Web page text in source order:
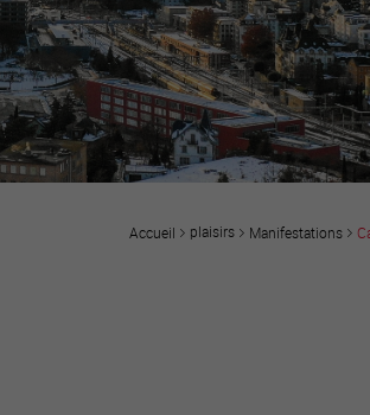
Accueil plaisirs Manifestations